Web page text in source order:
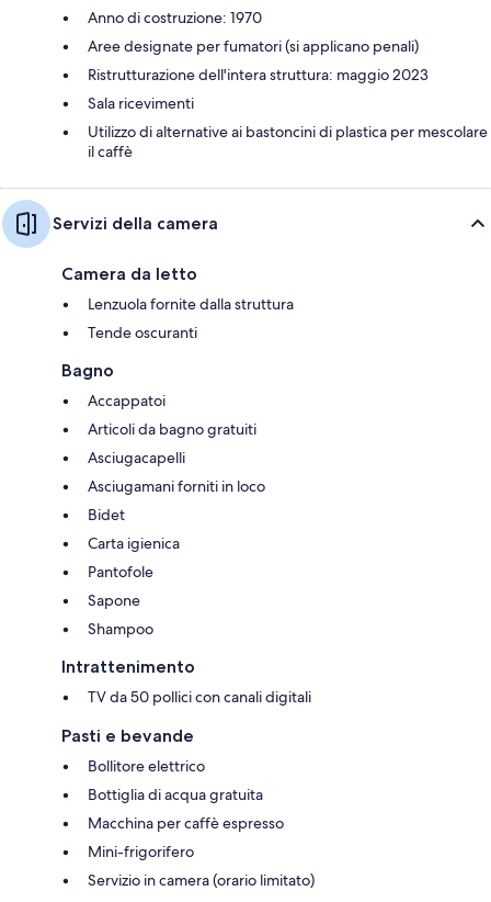
Anno di costruzione: 1970
Aree designate per fumatori (si applicano penali)
Ristrutturazione dell'intera struttura: maggio 2023
Sala ricevimenti
Utilizzo di alternative ai bastoncini di plastica per mescolare
il caffè
Servizi della camera
Camera da letto
Lenzuola fornite dalla struttura
Tende oscuranti
Bagno
Accappatoi
Articoli da bagno gratuiti
Asciugacapelli
Asciugamani forniti in loco
Bidet
Carta igienica
Pantofole
Sapone
Shampoo
Intrattenimento
TV da 50 pollici con canali digitali
Pasti e bevande
Bollitore elettrico
Bottiglia di acqua gratuita
Macchina per caffè espresso
Mini-frigorifero
Servizio in camera (orario limitato)